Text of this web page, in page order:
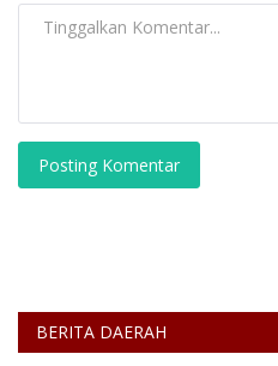
Posting Komentar
BERITA DAERAH